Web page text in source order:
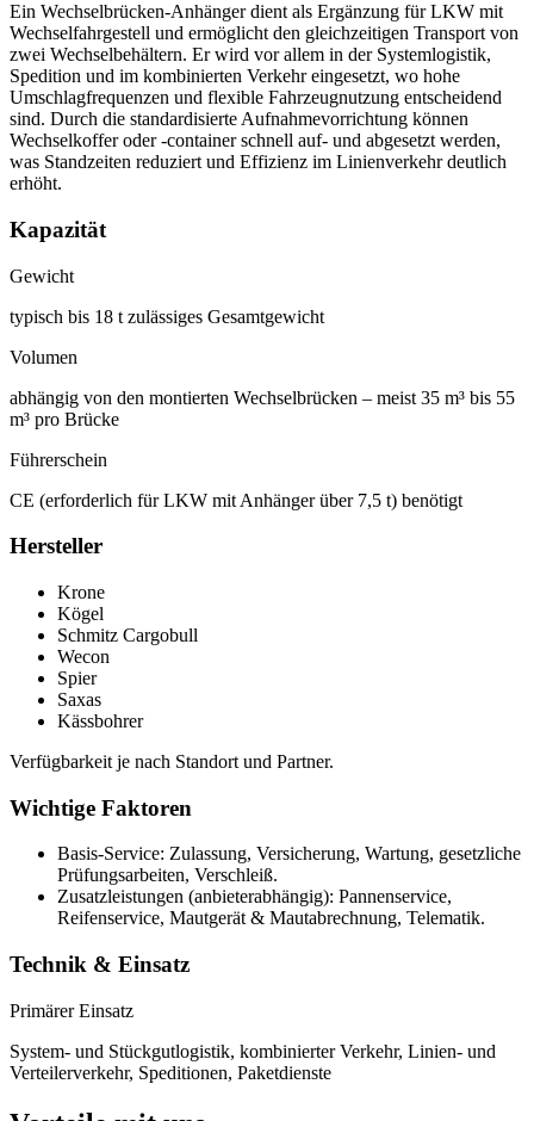
Ein Wechselbrücken-Anhänger dient als Ergänzung für LKW mit
Wechselfahrgestell und ermöglicht den gleichzeitigen Transport von
zwei Wechselbehältern. Er wird vor allem in der Systemlogistik,
Spedition und im kombinierten Verkehr eingesetzt, wo hohe
Umschlagfrequenzen und flexible Fahrzeugnutzung entscheidend
sind. Durch die standardisierte Aufnahmevorrichtung können
Wechselkoffer oder -container schnell auf- und abgesetzt werden,
was Standzeiten reduziert und Effizienz im Linienverkehr deutlich
erhöht.
Kapazität
Gewicht
typisch bis 18 t zulässiges Gesamtgewicht
Volumen
abhängig von den montierten Wechselbrücken – meist 35 m³ bis 55
m³ pro Brücke
Führerschein
CE (erforderlich für LKW mit Anhänger über 7,5 t) benötigt
Hersteller
Krone
Kögel
Schmitz Cargobull
Wecon
Spier
Saxas
Kässbohrer
Verfügbarkeit je nach Standort und Partner.
Wichtige Faktoren
Basis-Service: Zulassung, Versicherung, Wartung, gesetzliche
Prüfungsarbeiten, Verschleiß.
Zusatzleistungen (anbieterabhängig): Pannenservice,
Reifenservice, Mautgerät & Mautabrechnung, Telematik.
Technik & Einsatz
Primärer Einsatz
System- und Stückgutlogistik, kombinierter Verkehr, Linien- und
Verteilerverkehr, Speditionen, Paketdienste